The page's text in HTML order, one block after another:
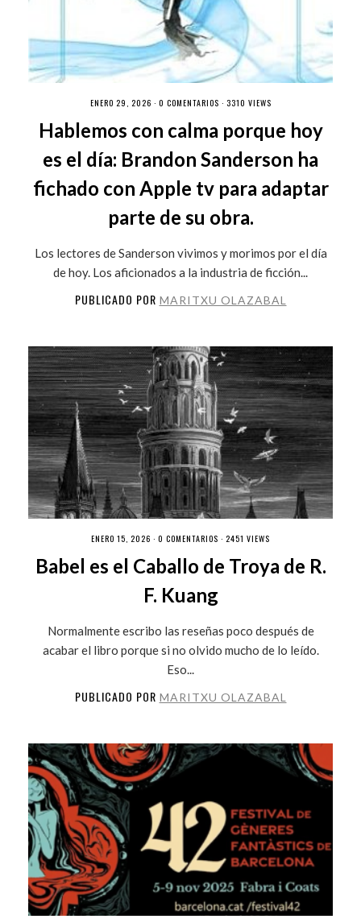
ENERO 29, 2026 · 0 COMENTARIOS · 3310 VIEWS
Hablemos con calma porque hoy
es el día: Brandon Sanderson ha
fichado con Apple tv para adaptar
parte de su obra.
Los lectores de Sanderson vivimos y morimos por el día
de hoy. Los aficionados a la industria de ficción...
PUBLICADO POR MARITXU OLAZABAL
ENERO 15, 2026 · 0 COMENTARIOS · 2451 VIEWS
Babel es el Caballo de Troya de R.
F. Kuang
Normalmente escribo las reseñas poco después de
acabar el libro porque si no olvido mucho de lo leído.
Eso...
PUBLICADO POR MARITXU OLAZABAL